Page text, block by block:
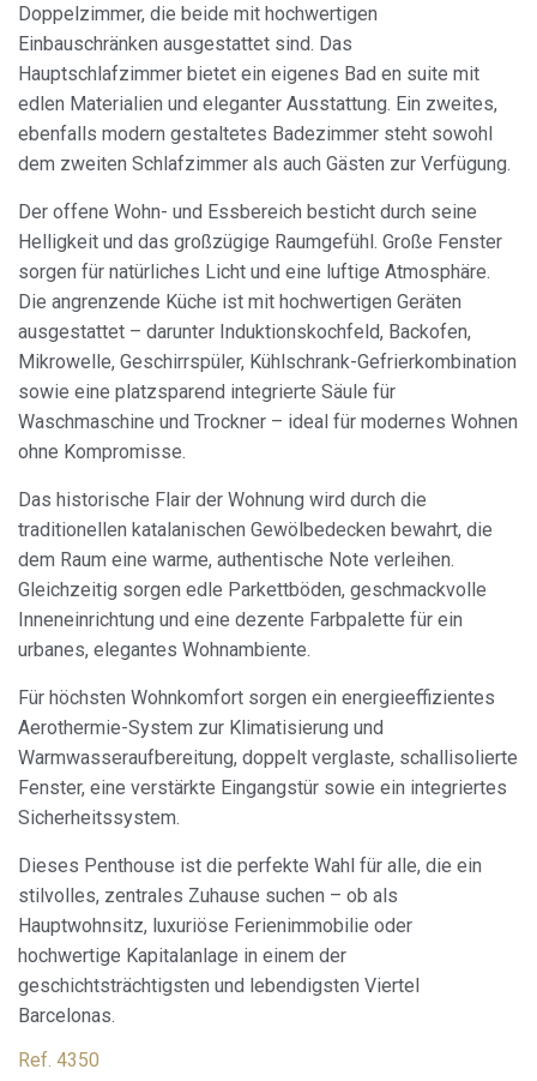
Doppelzimmer, die beide mit hochwertigen
Einbauschränken ausgestattet sind. Das
Hauptschlafzimmer bietet ein eigenes Bad en suite mit
edlen Materialien und eleganter Ausstattung. Ein zweites,
ebenfalls modern gestaltetes Badezimmer steht sowohl
dem zweiten Schlafzimmer als auch Gästen zur Verfügung.
Der offene Wohn- und Essbereich besticht durch seine
Helligkeit und das großzügige Raumgefühl. Große Fenster
sorgen für natürliches Licht und eine luftige Atmosphäre.
Die angrenzende Küche ist mit hochwertigen Geräten
ausgestattet – darunter Induktionskochfeld, Backofen,
Mikrowelle, Geschirrspüler, Kühlschrank-Gefrierkombination
sowie eine platzsparend integrierte Säule für
Waschmaschine und Trockner – ideal für modernes Wohnen
ohne Kompromisse.
Das historische Flair der Wohnung wird durch die
traditionellen katalanischen Gewölbedecken bewahrt, die
dem Raum eine warme, authentische Note verleihen.
Gleichzeitig sorgen edle Parkettböden, geschmackvolle
Inneneinrichtung und eine dezente Farbpalette für ein
urbanes, elegantes Wohnambiente.
Für höchsten Wohnkomfort sorgen ein energieeffizientes
Aerothermie-System zur Klimatisierung und
Warmwasseraufbereitung, doppelt verglaste, schallisolierte
Fenster, eine verstärkte Eingangstür sowie ein integriertes
Sicherheitssystem.
Dieses Penthouse ist die perfekte Wahl für alle, die ein
stilvolles, zentrales Zuhause suchen – ob als
Hauptwohnsitz, luxuriöse Ferienimmobilie oder
hochwertige Kapitalanlage in einem der
geschichtsträchtigsten und lebendigsten Viertel
Barcelonas.
Ref. 4350
Cookies ändern
Technik und Funktional
Diese Website verwendet eigene Cookies, um
verbessern. Wenn Sie weiter surfen, akzeptieren Sie deren
Browser zu konfigurieren und auf Wunsch zu verhindern,
dass er auf seiner Festplatte installiert wird, obwohl er
bedenken muss, dass dies zu Schwierigkeiten beim
Navigieren auf der Website führen kann.
Analytik und Anpassung
Sie ermöglichen die Beobachtung und Analyse des
von Cookies gesammelten Informationen werden
Benutzernavigationsprofile zu erstellen, um basierend auf
der Analyse der Nutzungsdaten der Benutzer des Dienstes
Verbesserungen einzuführen. Sie ermöglichen es uns, die
Präferenzinformationen des Benutzers zu speichern, um
die Qualität unserer Dienstleistungen zu verbessern und
durch empfohlene Produkte ein besseres Erlebnis zu
Marketing und Publizität
Diese Cookies werden verwendet, um Informationen über
die Präferenzen und persönlichen Entscheidungen des
Benutzers durch die kontinuierliche Beobachtung seiner
Surfgewohnheiten zu speichern. Dank ihnen können wir
Werbung in Bezug auf das Surfprofil des Benutzers
anzeigen.